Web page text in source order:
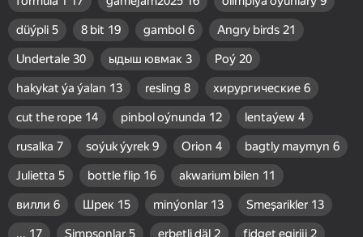
düýpli 5 8 bit 19 gambol 6 Angry birds 21
Undertale 30 ыдыш ювмак 3 Poý 20
hakykat ýa ýalan 13 resling 8 хирургические 6
cut the rope 14 pinbol oýnunda 12 lentaýew 4
rusalka 7 soýuk ýyrek 9 Orion 4 bagtly maymyn 6
Julietta 5 bottle flip 16 akwarium bilen 11
вилли 6 Шрек 15 minýonlar 13 Smeşarikler 13
... 17 Simpsonlar 5 erbetli däl 2 fidget egiriji 2